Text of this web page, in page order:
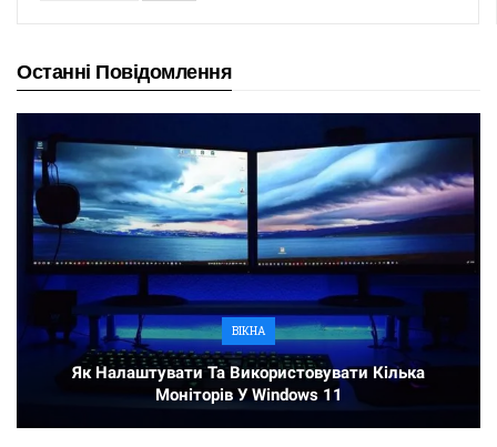
Останні Повідомлення
ВІКНА
Як Налаштувати Та Використовувати Кілька
Моніторів У Windows 11